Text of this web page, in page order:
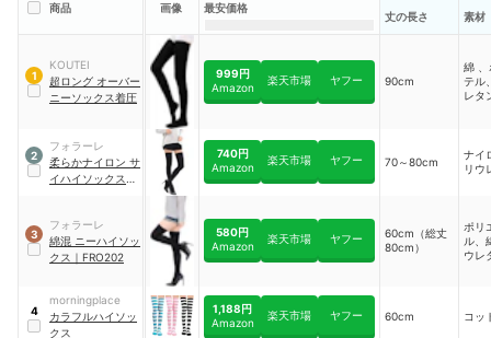
商品 画像 最安価格
丈の長さ
素材
1
KOUTEI
超ロング オーバー
ニーソックス着圧
999円
Amazon
楽天市場 ヤフー 90cm
綿 、
テル
レタ
2
フォラーレ
柔らかナイロン サ
イハイソックス
740円
Amazon
楽天市場 ヤフー 70～80cm
ナイ
リウ
3
フォラーレ
綿混 ニーハイソッ
クス ｜ FRO202
580円
Amazon
楽天市場 ヤフー
60cm（総丈
80cm）
ポリ
ル、
ウレ
4
morningplace
カラフルハイソッ
クス
1,188円
Amazon
楽天市場 ヤフー 60cm コッ